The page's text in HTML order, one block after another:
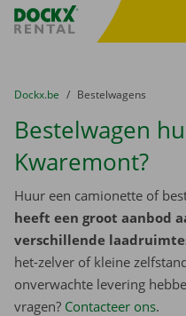
Fratello DEMO
U bevindt zich hier:
van
Dockx.be naar
Bestelwagens
Bestelwagen
Kwaremont?
Huur een camionette of
heeft een groot aanbod
verschillende
het-zelver of kleine
onverwachte levering
vragen? Contacteer ons.